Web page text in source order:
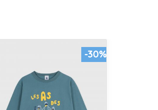
-30%